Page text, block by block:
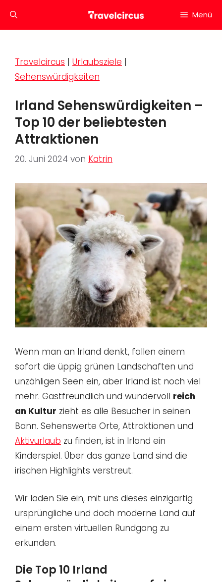
Inhalt
Menü
Travelcircus | Urlaubsziele |
Sehenswürdigkeiten
Irland Sehenswürdigkeiten –
Top 10 der beliebtesten
Attraktionen
20. Juni 2024 von Katrin
Wenn man an Irland denkt, fallen einem
sofort die üppig grünen Landschaften und
unzähligen Seen ein, aber Irland ist noch viel
mehr. Gastfreundlich und wundervoll reich
an Kultur zieht es alle Besucher in seinen
Bann. Sehenswerte Orte, Attraktionen und
Aktivurlaub zu finden, ist in Irland ein
Kinderspiel. Über das ganze Land sind die
irischen Highlights verstreut.
Wir laden Sie ein, mit uns dieses einzigartig
ursprüngliche und doch moderne Land auf
einem ersten virtuellen Rundgang zu
erkunden.
Die Top 10 Irland